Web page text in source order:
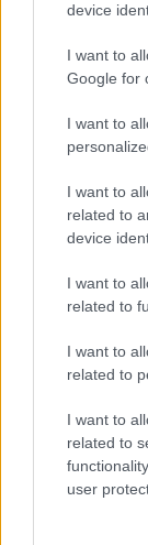
device
I want to
Google for
I want to
I want to
related to
device
I want to
related to
I want to
related to
I want to
related to
user
négy
milliárd
adatai
Ez annak
méltó,
tartott
Euró